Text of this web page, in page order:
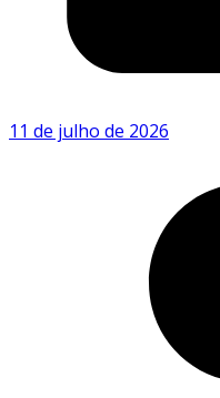
11 de julho de 2026